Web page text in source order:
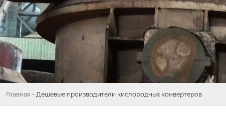
Главная - Дешевые производители кислородных конвертеров